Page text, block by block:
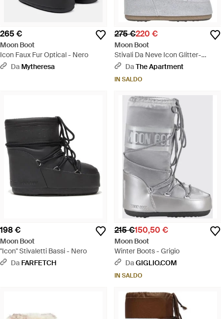
265 €
Moon Boot
Icon Faux Fur Optical - Nero
Da Mytheresa
275 €220 €
Moon Boot
Stivali Da Neve Icon Glitter-
Donna - Grigio
DaThe Apartment
IN SALDO
198 €
Moon Boot
"Icon" Stivaletti Bassi - Nero
Da FARFETCH
215 €150,50 €
Moon Boot
Winter Boots - Grigio
DaGIGLIO.COM
IN SALDO